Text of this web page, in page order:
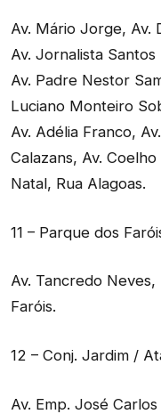
Av. Mário Jorge, Av.
Av. Jornalista
Av. Padre Nestor
Luciano Monteiro
Av. Adélia Franco,
Calazans, Av.
Natal, Rua Alagoas.
11 – Parque dos
Av. Tancredo
Faróis.
12 – Conj. Jardim /
Av. Emp. José